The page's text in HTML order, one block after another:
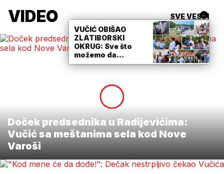
VUČIĆ OBIŠAO
ZLATIBORSKI
OKRUG: Sve što
možemo da
pomognemo, mi
VIDEO SVE VESTI
Doček predsednika u Radijevićima:
Vučić sa meštanima sela kod Nove
Varoši